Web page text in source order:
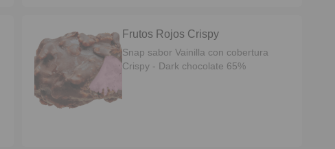
Frutos Rojos Crispy
Snap sabor Vainilla con cobertura
Crispy - Dark chocolate 65%